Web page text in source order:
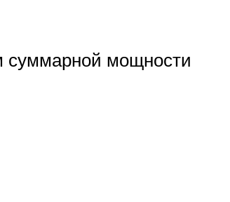
суммарной мощности